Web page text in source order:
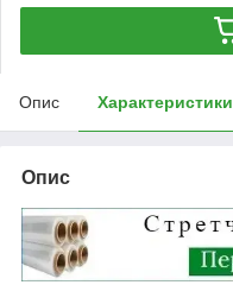
Опис Характеристики
Опис